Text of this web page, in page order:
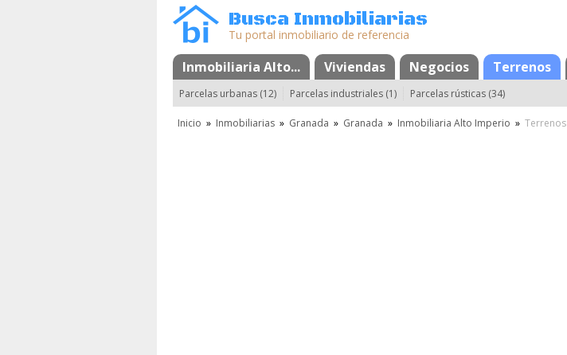
Busca Inmobiliarias
Tu portal inmobiliario de referencia
Inmobiliaria Alto... Viviendas Negocios Terrenos
MapaFavoritos
Parcelas urbanas (12) Parcelas industriales (1) Parcelas rústicas (34)
Inicio » Inmobiliarias » Granada » Granada » Inmobiliaria Alto Imperio » Terrenos